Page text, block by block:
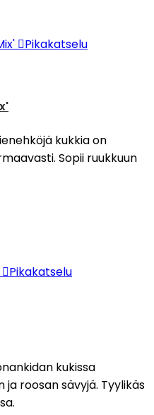
Pikakatselu
kukkia on
Sopii ruukkuun
Pikakatselu
kukissa
ja roosan sävyjä. Tyylikäs